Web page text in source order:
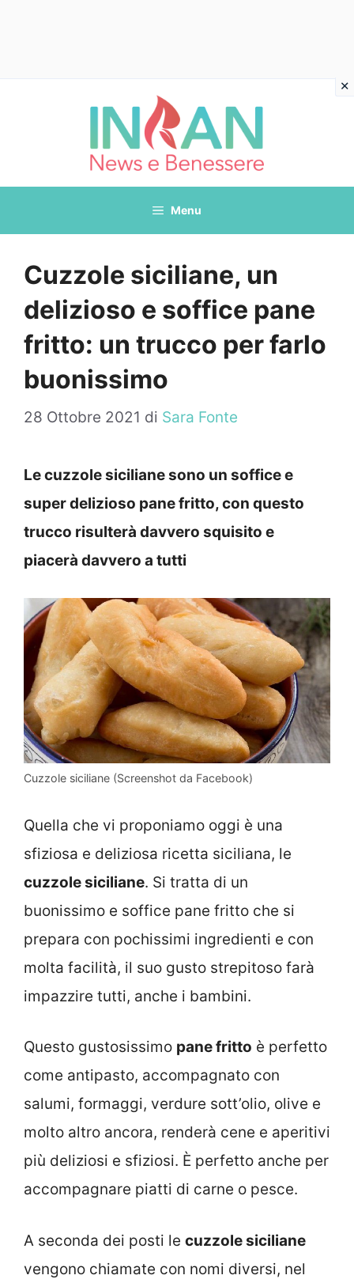
Menu
Cuzzole siciliane, un
delizioso e soffice pane
fritto: un trucco per farlo
buonissimo
28 Ottobre 2021 di Sara Fonte
Le cuzzole siciliane sono un soffice e
super delizioso pane fritto, con questo
trucco risulterà davvero squisito e
piacerà davvero a tutti
Cuzzole siciliane (Screenshot da Facebook)
Quella che vi proponiamo oggi è una
sfiziosa e deliziosa ricetta siciliana, le
cuzzole siciliane. Si tratta di un
buonissimo e soffice pane fritto che si
prepara con pochissimi ingredienti e con
molta facilità, il suo gusto strepitoso farà
impazzire tutti, anche i bambini.
Questo gustosissimo pane fritto è perfetto
come antipasto, accompagnato con
salumi, formaggi, verdure sott’olio, olive e
molto altro ancora, renderà cene e aperitivi
più deliziosi e sfiziosi. È perfetto anche per
accompagnare piatti di carne o pesce.
A seconda dei posti le cuzzole siciliane
vengono chiamate con nomi diversi, nel